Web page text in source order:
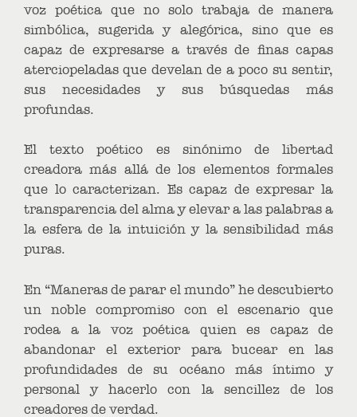
voz poética que no solo trabaja de manera
simbólica, sugerida y alegórica, sino que es
capaz de expresarse a través de finas capas
aterciopeladas que develan de a poco su sentir,
sus necesidades y sus búsquedas más
profundas.
El texto poético es sinónimo de libertad
creadora más allá de los elementos formales
que lo caracterizan. Es capaz de expresar la
transparencia del alma y elevar a las palabras a
la esfera de la intuición y la sensibilidad más
puras.
En “Maneras de parar el mundo” he descubierto
un noble compromiso con el escenario que
rodea a la voz poética quien es capaz de
abandonar el exterior para bucear en las
profundidades de su océano más íntimo y
personal y hacerlo con la sencillez de los
creadores de verdad.